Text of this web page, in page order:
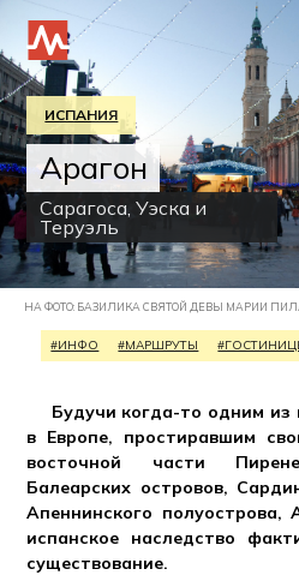
ИСПАНИЯ
Арагон
Сарагоса, Уэска и
Теруэль
НА ФОТО: БАЗИЛИКА СВЯТОЙ ДЕВЫ МАРИИ
#ИНФО #МАРШРУТЫ
Будучи когда-то одним из
в Европе, простиравшим
восточной части
Балеарских островов,
Апеннинского
испанское наследство
существование.